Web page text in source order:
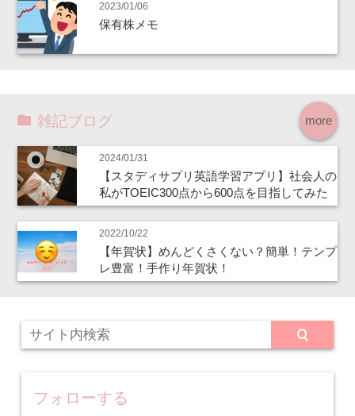
2023/01/06
保有株メモ
more
雑記ブログ
2024/01/31
【スタディサプリ英語学習アプリ】社会人の
私がTOEIC300点から600点を目指してみた
2022/10/22
【年賀状】めんどくさくない？簡単！テンプ
レ豊富！手作り年賀状！
フォローする